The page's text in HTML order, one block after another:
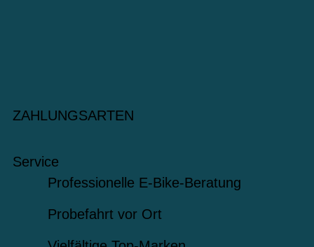
ZAHLUNGSARTEN
Service
Professionelle E-Bike-Beratung
Probefahrt vor Ort